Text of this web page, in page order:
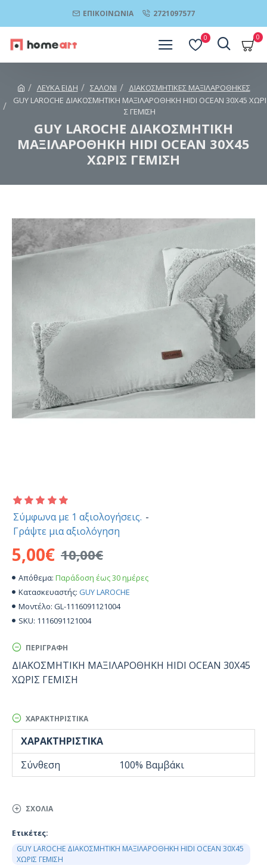
ΕΠΙΚΟΙΝΩΝΊΑ 2721097577
0 0
ΛΕΥΚΑ ΕΙΔΗ ΣΑΛΟΝΙ
ΔΙΑΚΟΣΜΗΤΙΚΕΣ ΜΑΞΙΛΑΡΟΘΗΚΕΣ
GUY LAROCHE ΔΙΑΚΟΣΜΗΤΙΚΗ ΜΑΞΙΛΑΡΟΘΗΚΗ HIDI OCEAN 30X45 ΧΩΡΙ
Σ ΓΕΜΙΣΗ
GUY LAROCHE ΔΙΑΚΟΣΜΗΤΙΚΗ
ΜΑΞΙΛΑΡΟΘΗΚΗ HIDI OCEAN 30X45
ΧΩΡΙΣ ΓΕΜΙΣΗ
Απόθεμα: Παράδοση έως 30 ημέρες
Κατασκευαστής: GUY LAROCHE
Μοντέλο: GL-1116091121004
SKU: 1116091121004
Σύμφωνα με 1 αξιολογήσεις. -
Γράψτε μια αξιολόγηση
5,00€ 10,00€
ΠΕΡΙΓΡΑΦΉ
ΔΙΑΚΟΣΜΗΤΙΚΗ ΜΑΞΙΛΑΡΟΘΗΚΗ HIDI OCEAN 30X45
ΧΩΡΙΣ ΓΕΜΙΣΗ
ΧΑΡΑΚΤΗΡΙΣΤΙΚΆ
ΧΑΡΑΚΤΗΡΙΣΤΙΚΆ
Σύνθεση
100% Βαμβάκι
ΣΧΌΛΙΑ
Ετικέτες:
GUY LAROCHE ΔΙΑΚΟΣΜΗΤΙΚΗ ΜΑΞΙΛΑΡΟΘΗΚΗ HIDI OCEAN 30X45
ΧΩΡΙΣ ΓΕΜΙΣΗ